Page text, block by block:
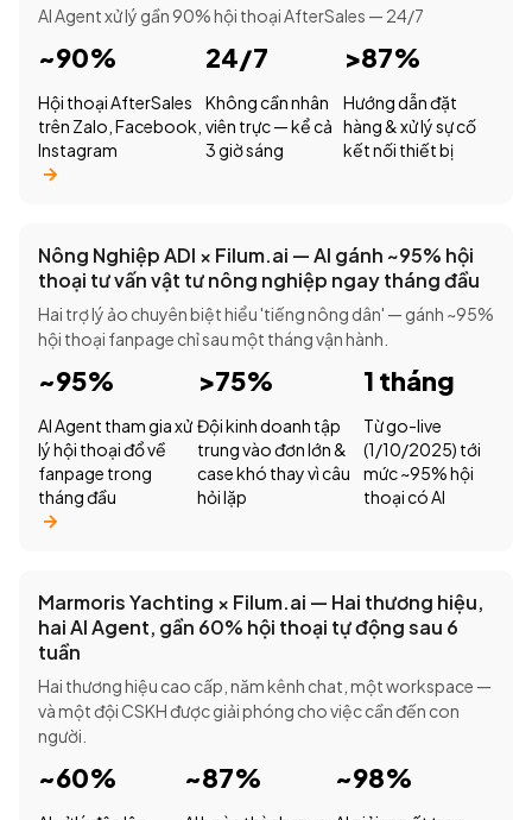
AI Agent xử lý gần 90% hội thoại AfterSales — 24/7
~90%
Hội thoại AfterSales
trên Zalo, Facebook,
Instagram
24/7
Không cần nhân
viên trực — kể cả
3 giờ sáng
>87%
Hướng dẫn đặt
hàng & xử lý sự cố
kết nối thiết bị
Nông Nghiệp ADI × Filum.ai — AI gánh ~95% hội
thoại tư vấn vật tư nông nghiệp ngay tháng đầu
Hai trợ lý ảo chuyên biệt hiểu 'tiếng nông dân' — gánh ~95%
hội thoại fanpage chỉ sau một tháng vận hành.
~95%
AI Agent tham gia xử
lý hội thoại đổ về
fanpage trong
tháng đầu
>75%
Đội kinh doanh tập
trung vào đơn lớn &
case khó thay vì câu
hỏi lặp
1 tháng
Từ go-live
(1/10/2025) tới
mức ~95% hội
thoại có AI
Marmoris Yachting × Filum.ai — Hai thương hiệu,
hai AI Agent, gần 60% hội thoại tự động sau 6
tuần
Hai thương hiệu cao cấp, năm kênh chat, một workspace —
và một đội CSKH được giải phóng cho việc cần đến con
người.
~60% ~87% ~98%